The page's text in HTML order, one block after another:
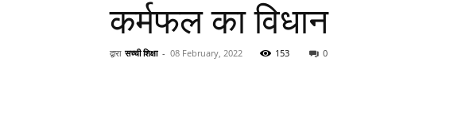
कर्मफल का विधान
द्वारा सच्ची शिक्षा - 08 February, 2022 153 0